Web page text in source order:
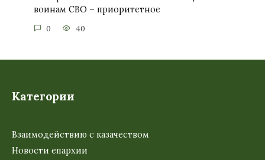
воинам СВО – приоритетное
0 40
Категории
Взаимодействию с казачеством
Новости епархии